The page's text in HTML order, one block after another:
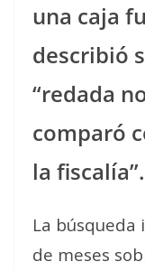
una caja
describió
“redada
comparó
la fiscalía”.
La
de meses